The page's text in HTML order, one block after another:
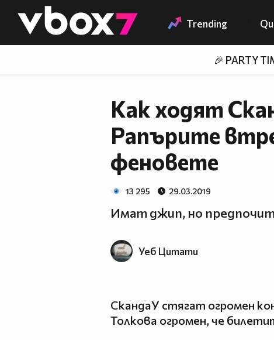
👾 Trending
🎉 PARTY
Как ходят
Рапърите
феновете
13 295 29.03.2019
Имат джип, но
Уеб Цитати
СкандаУ стягат огромен
Толкова огромен, че